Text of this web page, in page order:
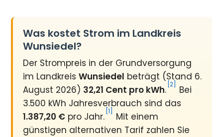
Was kostet Strom im Landkreis
Wunsiedel?
Der Strompreis in der Grundversorgung
im LandkreisWunsiedel beträgt (Stand 6.
August 2026) 32,21 Cent pro kWh. [2]
Bei
3.500 kWh Jahresverbrauch sind das
1.387,20 € pro Jahr. [1]
Mit einem
günstigen alternativen Tarif zahlen Sie